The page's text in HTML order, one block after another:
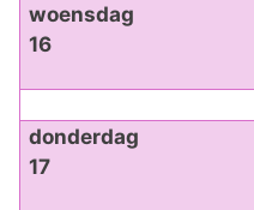
woensdag
16
donderdag
17